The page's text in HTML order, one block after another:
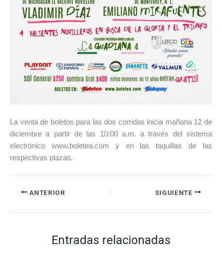
La venta de boletos para las dos corridas inicia mañana 12 de
diciembre a partir de las 10:00 a.m. a través del sistema
electrónico www.boletea.com y en las taquillas de las
respectivas plazas.
ANTERIOR SIGUIENTE
Entradas relacionadas